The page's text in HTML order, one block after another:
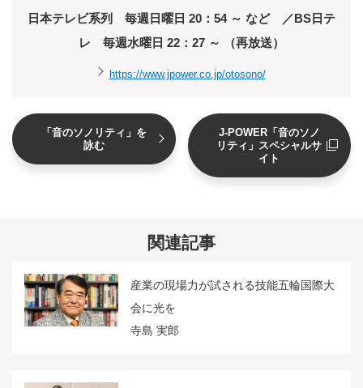
日本テレビ系列 毎週日曜日 20：54 ～ など ／BS日テ
レ 毎週水曜日 22：27 ～ （再放送）
https://www.jpower.co.jp/otosono/
「音のソノリティ」を
詠む
J-POWER「音のソノ
リティ」スペシャルサ
イト
関連記事
産業の現場力が試される技能五輪国際大
会に光を
寺島 実郎